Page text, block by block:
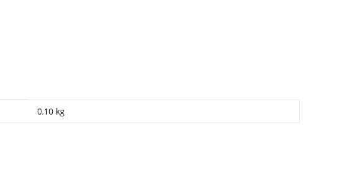
0,10 kg